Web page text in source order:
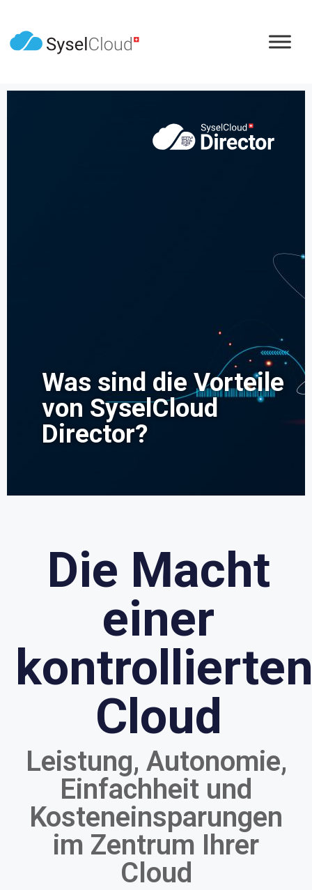
Was sind die Vorteile
von SyselCloud
Director?
Die Macht
einer
Cloud
Leistung, Autonomie,
Einfachheit und
Kosteneinsparungen
im Zentrum Ihrer
Cloud